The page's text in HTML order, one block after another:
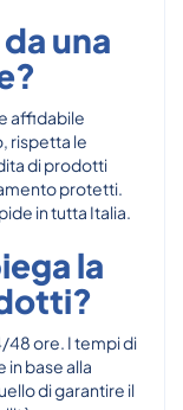
una
affidabile
rispetta le
di prodotti
protetti.
in tutta Italia.
la
48 ore. I tempi di
base alla
di garantire il